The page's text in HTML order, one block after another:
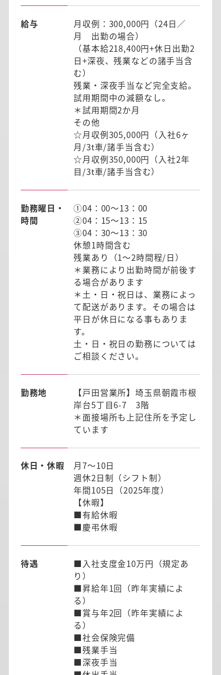
給与
月収例：300,000円（24日／
月 出勤の場合）
（基本給218,400円+休日出勤2
日+深夜、残業などの諸手当含
む）
残業・深夜手当など完全支給。
試用期間中の減額なし。
＊試用期間2か月
その他
☆月収例305,000円（入社6ヶ
月/3t車/諸手当含む）
☆月収例350,000円（入社2年
目/3t車/諸手当含む）
勤務曜日・
時間
①04：00～13：00
②04：15～13：15
③04：30～13：30
休憩1時間含む
残業あり（1～2時間程/日）
＊業務により出勤時間が前後す
る場合があります
＊土・日・祝日は、業務によっ
て配送があります。その場合は
平日が休日になる事もありま
す。
土・日・祝日の勤務については
ご相談ください。
勤務地
【戸田営業所】埼玉県朝霞市根
岸台5丁目6-7 3階
＊面接場所も上記住所を予定し
ています
休日・休暇
月7～10日
週休2日制（シフト制）
年間105日（2025年度）
【休暇】
■有給休暇
■慶弔休暇
待遇
■入社支度金10万円（規定あ
り）
■昇給年1回（昨年実績によ
る）
■賞与年2回（昨年実績によ
る）
■社会保険完備
■残業手当
■深夜手当